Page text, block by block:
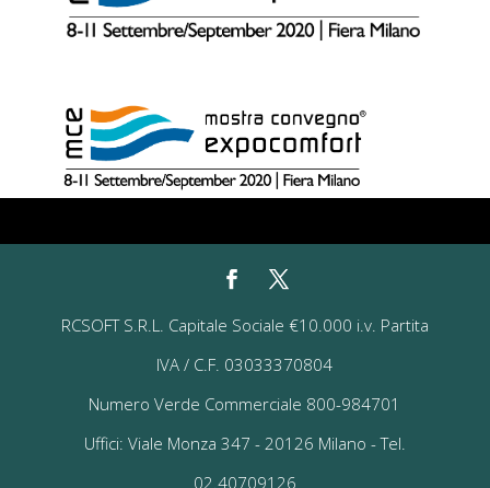
RCSOFT S.R.L. Capitale Sociale €10.000 i.v. Partita
IVA / C.F. 03033370804
Numero Verde Commerciale 800-984701
Uffici: Viale Monza 347 - 20126 Milano - Tel.
02.40709126